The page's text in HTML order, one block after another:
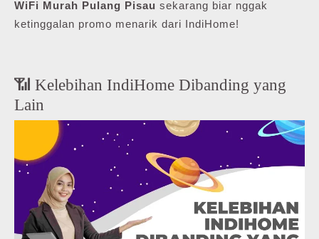
WiFi Murah Pulang Pisau sekarang biar nggak
ketinggalan promo menarik dari IndiHome!
📶 Kelebihan IndiHome Dibanding yang
Lain